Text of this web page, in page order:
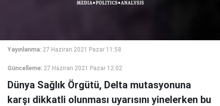
Yayınlanma: 27 Haziran 2021 Pazar 11:58
Güncelleme: 27 Haziran 2021 Pazar 12:02
Dünya Sağlık Örgütü, Delta mutasyonuna
karşı dikkatli olunması uyarısını yinelerken bu